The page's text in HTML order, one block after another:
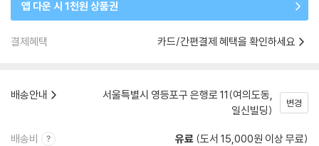
앱 다운 시 1천원 상품권
결제혜택 카드/간편결제 혜택을 확인하세요
배송안내
서울특별시 영등포구 은행로 11(여의도동,
일신빌딩)
변경
배송비 유료 (도서 15,000원 이상 무료)